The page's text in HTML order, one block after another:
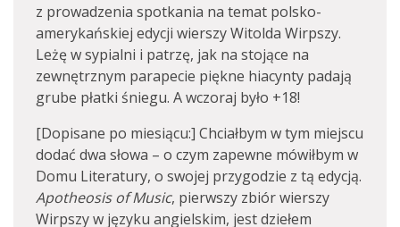
z prowadzenia spotkania na temat polsko-
amerykańskiej edycji wierszy Witolda Wirpszy.
Leżę w sypialni i patrzę, jak na stojące na
zewnętrznym parapecie piękne hiacynty padają
grube płatki śniegu. A wczoraj było +18!
[Dopisane po miesiącu:] Chciałbym w tym miejscu
dodać dwa słowa – o czym zapewne mówiłbym w
Domu Literatury, o swojej przygodzie z tą edycją.
Apotheosis of Music, pierwszy zbiór wierszy
Wirpszy w języku angielskim, jest dziełem